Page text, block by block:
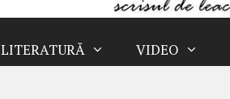
LITERATURĂ VIDEO